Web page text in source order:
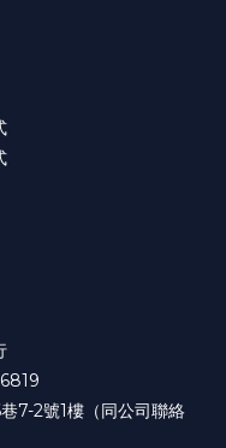
7-2號1樓（同公司聯絡